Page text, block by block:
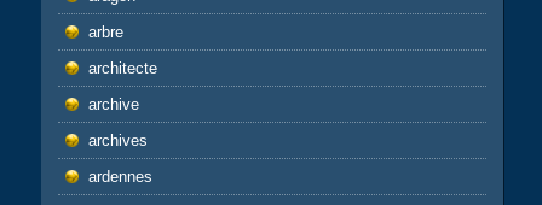
arbre
architecte
archive
archives
ardennes